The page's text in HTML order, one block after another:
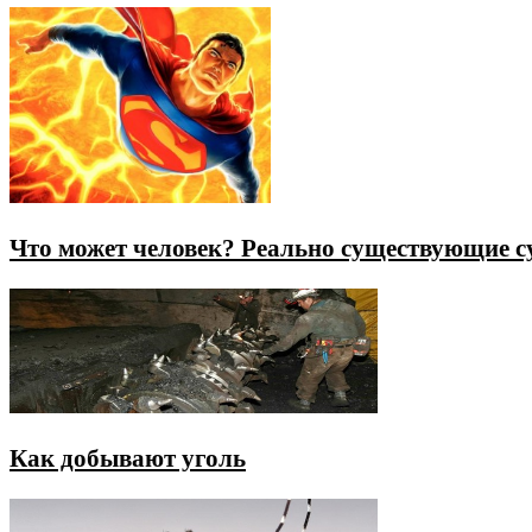
Что может человек? Реально существующие
Как добывают уголь